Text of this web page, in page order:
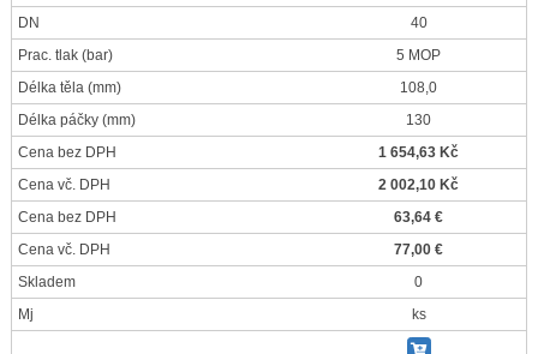
DN
40
Prac. tlak (bar)
5 MOP
Délka těla (mm)
108,0
Délka páčky (mm)
130
Cena bez DPH
1 654,63 Kč
Cena vč. DPH
2 002,10 Kč
Cena bez DPH
63,64 €
Cena vč. DPH
77,00 €
Skladem
0
Mj
ks